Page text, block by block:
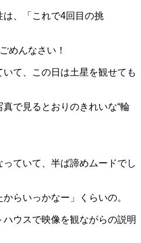
、「これで4回目の挑
めんなさい！
て、この日は土星を観せても
で見るとおりのきれいな“輪
ていて、半ば諦めムードでし
らいっかなー」くらいの。
ハウスで映像を観ながらの説明